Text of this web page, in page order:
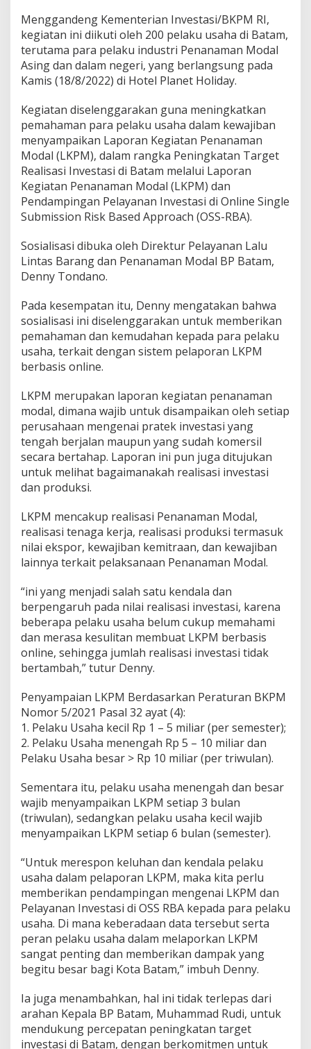
i
n
g
i
P
e
n
u
s
a
h
a
S
a
m
p
k
a
K
P
M
Menggandeng Kementerian Investasi/BKPM RI,
kegiatan ini diikuti oleh 200 pelaku usaha di Batam,
terutama para pelaku industri Penanaman Modal
Asing dan dalam negeri, yang berlangsung pada
Kamis (18/8/2022) di Hotel Planet Holiday.
Kegiatan diselenggarakan guna meningkatkan
pemahaman para pelaku usaha dalam kewajiban
menyampaikan Laporan Kegiatan Penanaman
Modal (LKPM), dalam rangka Peningkatan Target
Realisasi Investasi di Batam melalui Laporan
Kegiatan Penanaman Modal (LKPM) dan
Pendampingan Pelayanan Investasi di Online Single
Submission Risk Based Approach (OSS-RBA).
Sosialisasi dibuka oleh Direktur Pelayanan Lalu
Lintas Barang dan Penanaman Modal BP Batam,
Denny Tondano.
Pada kesempatan itu, Denny mengatakan bahwa
sosialisasi ini diselenggarakan untuk memberikan
pemahaman dan kemudahan kepada para pelaku
usaha, terkait dengan sistem pelaporan LKPM
berbasis online.
LKPM merupakan laporan kegiatan penanaman
modal, dimana wajib untuk disampaikan oleh setiap
perusahaan mengenai pratek investasi yang
tengah berjalan maupun yang sudah komersil
secara bertahap. Laporan ini pun juga ditujukan
untuk melihat bagaimanakah realisasi investasi
dan produksi.
LKPM mencakup realisasi Penanaman Modal,
realisasi tenaga kerja, realisasi produksi termasuk
nilai ekspor, kewajiban kemitraan, dan kewajiban
lainnya terkait pelaksanaan Penanaman Modal.
“ini yang menjadi salah satu kendala dan
berpengaruh pada nilai realisasi investasi, karena
beberapa pelaku usaha belum cukup memahami
dan merasa kesulitan membuat LKPM berbasis
online, sehingga jumlah realisasi investasi tidak
bertambah,” tutur Denny.
Penyampaian LKPM Berdasarkan Peraturan BKPM
Nomor 5/2021 Pasal 32 ayat (4):
1. Pelaku Usaha kecil Rp 1 – 5 miliar (per semester);
2. Pelaku Usaha menengah Rp 5 – 10 miliar dan
Pelaku Usaha besar > Rp 10 miliar (per triwulan).
Sementara itu, pelaku usaha menengah dan besar
wajib menyampaikan LKPM setiap 3 bulan
(triwulan), sedangkan pelaku usaha kecil wajib
menyampaikan LKPM setiap 6 bulan (semester).
“Untuk merespon keluhan dan kendala pelaku
usaha dalam pelaporan LKPM, maka kita perlu
memberikan pendampingan mengenai LKPM dan
Pelayanan Investasi di OSS RBA kepada para pelaku
usaha. Di mana keberadaan data tersebut serta
peran pelaku usaha dalam melaporkan LKPM
sangat penting dan memberikan dampak yang
begitu besar bagi Kota Batam,” imbuh Denny.
Ia juga menambahkan, hal ini tidak terlepas dari
arahan Kepala BP Batam, Muhammad Rudi, untuk
mendukung percepatan peningkatan target
investasi di Batam, dengan berkomitmen untuk